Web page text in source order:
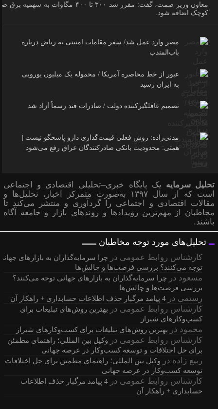
معاون وزیر صمت، گفت: مقرر شد ۳۰۰ تا ۴۰۰ مگاوات به سهمیه
کوچک اضافه شود.
مصر وارد عمل شد/ سفر مقامات امنیتی به ریاض درباره
باب‌المندب
عبور از خط محاصره آمریکا / محموله یک میلیون یورویی
به ایران رسید
تصمیم غافلگیرکننده دولت / صادرات قند رسماً آزاد شد
مدنی‌زاده: روش فعلی قیمت‌گذاری دارو پاسخگو نیست |
همتی: محدودیت بانکی صادرکنندگان عراق رفع می‌شود
تحلیل سرمایه یک پایگاه خبری–تحلیلی اقتصادی و اجتماعی
است که از سال ۱۳۹۷ به‌صورت متمرکز اخبار، تحلیل‌ها و
مقالات اقتصادی و اجتماعی را گردآوری و منتشر می‌کند تا
مخاطبان از مهم‌ترین رویدادها و روندهای بازار و جامعه آگاه
باشند.
تحلیل‌های مورد توجه مخاطبان
کارشناس روابط عمومی در
چرا سرمایه‌گذاران به بازارهای
توجه می‌کنند؟ بررسی فرصت‌ها و چالش‌ها
مسعود در
چرا سرمایه‌گذاران به بازارهای جهانی توجه می‌کنند؟
بررسی فرصت‌ها و چالش‌ها
رستمی در 4 پیامد مرگبار حذف اطلاعات حسابداری + راهکار آن
کارشناس روابط عمومی در
بهترین روش‌های تبلیغات برای
کسب‌وکارهای شیراز
محمود در بهترین روش‌های تبلیغات برای کسب‌وکارهای شیراز
کارشناس روابط عمومی در
وکیل بین المللی؛ راهنمای مطمئن
برای حل اختلافات و توسعه کسب‌وکار در عرصه جهانی
ربیع زاده در
وکیل بین المللی؛ راهنمای مطمئن برای حل اختلافات و
توسعه کسب‌وکار در عرصه جهانی
کارشناس روابط عمومی در
4 پیامد مرگبار حذف اطلاعات
حسابداری + راهکار آن